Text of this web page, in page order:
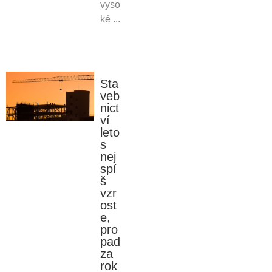
vyso
ké ...
Sta
veb
nict
ví
leto
s
nej
spí
š
vzr
ost
e,
pro
pad
za
rok